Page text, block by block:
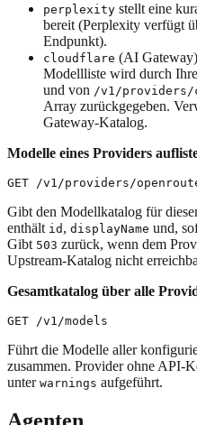
perplexity stellt eine
bereit (Perplexity verfügt
Endpunkt).
cloudflare (AI
Modellliste wird durch
und von /v1/providers/
Array zurückgegeben.
Gateway-Katalog.
Modelle eines Providers
Gibt den Modellkatalog für
enthält id , displayName und,
Gibt 503 zurück, wenn dem
Upstream-Katalog nicht
Gesamtkatalog über alle
Führt die Modelle aller
zusammen. Provider ohne API-
unter warnings aufgeführt.